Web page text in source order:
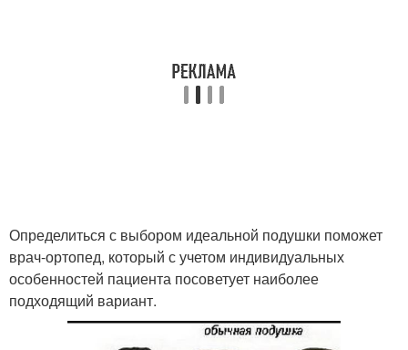
Определиться с выбором идеальной подушки поможет
врач-ортопед, который с учетом индивидуальных
особенностей пациента посоветует наиболее
подходящий вариант.